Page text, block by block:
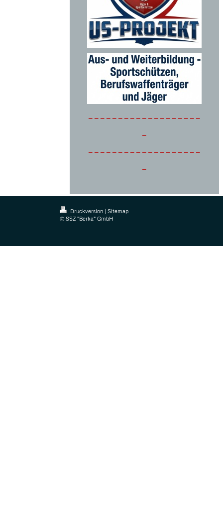
-------------------
-
-------------------
-
Druckversion | Sitemap
© SSZ "Berka" GmbH